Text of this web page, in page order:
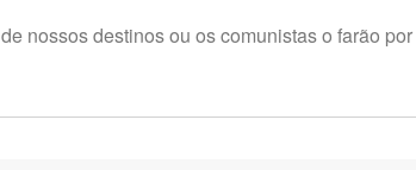
nossos destinos ou os comunistas o farão por